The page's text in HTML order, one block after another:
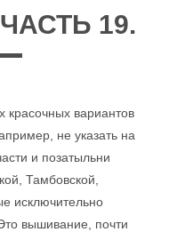
19.
красочных вариантов
не указать на
и позатыльни
Тамбовской,
исключительно
вышивание, почти